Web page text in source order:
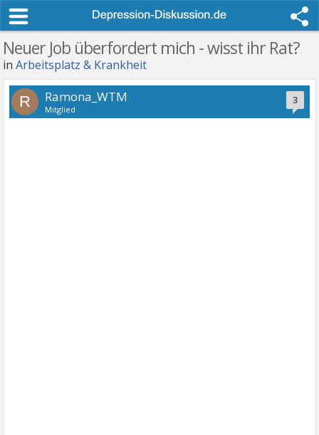
Neuer Job überfordert mich - wisst ihr Rat?
inArbeitsplatz & Krankheit
3
R Ramona_WTM
Mitglied